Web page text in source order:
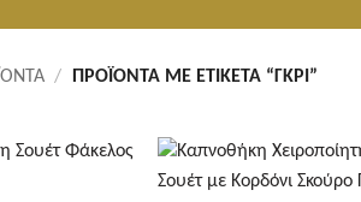
/ ΠΡΟΪΌΝΤΑ ΜΕ ΕΤΙΚΈΤΑ “ΓΚΡΙ”
+